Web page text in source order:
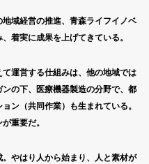
域経営の推進、青森ライフイノベ
着実に成果を上げてきている。
運営する仕組みは、他の地域では
の下、医療機器製造の分野で、都
ン（共同作業）も生まれている。
重要だ。
やはり人から始まり、人と素材が